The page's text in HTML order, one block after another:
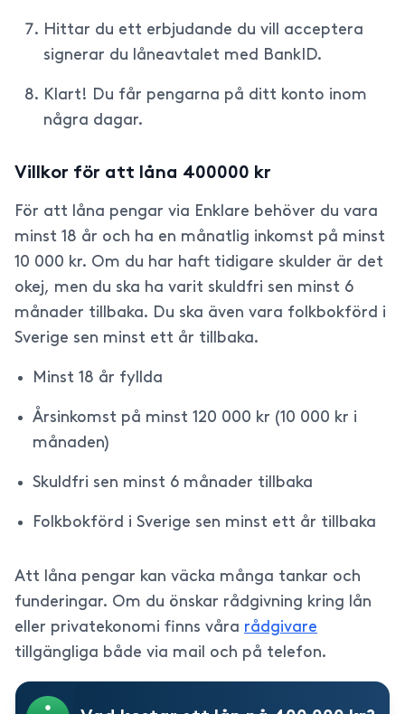
Hittar du ett erbjudande du vill acceptera
signerar du låneavtalet med BankID.
Klart! Du får pengarna på ditt konto inom
några dagar.
Villkor för att låna 400000 kr
För att låna pengar via Enklare behöver du vara
minst 18 år och ha en månatlig inkomst på minst
10 000 kr. Om du har haft tidigare skulder är det
okej, men du ska ha varit skuldfri sen minst 6
månader tillbaka. Du ska även vara folkbokförd i
Sverige sen minst ett år tillbaka.
Minst 18 år fyllda
Årsinkomst på minst 120 000 kr (10 000 kr i
månaden)
Skuldfri sen minst 6 månader tillbaka
Folkbokförd i Sverige sen minst ett år tillbaka
Att låna pengar kan väcka många tankar och
funderingar. Om du önskar rådgivning kring lån
eller privatekonomi finns våra rådgivare
tillgängliga både via mail och på telefon.